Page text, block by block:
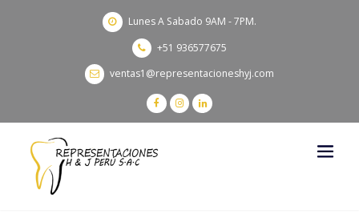
Lunes A Sabado 9AM - 7PM.
+51 936577675
ventas1@representacioneshyj.com